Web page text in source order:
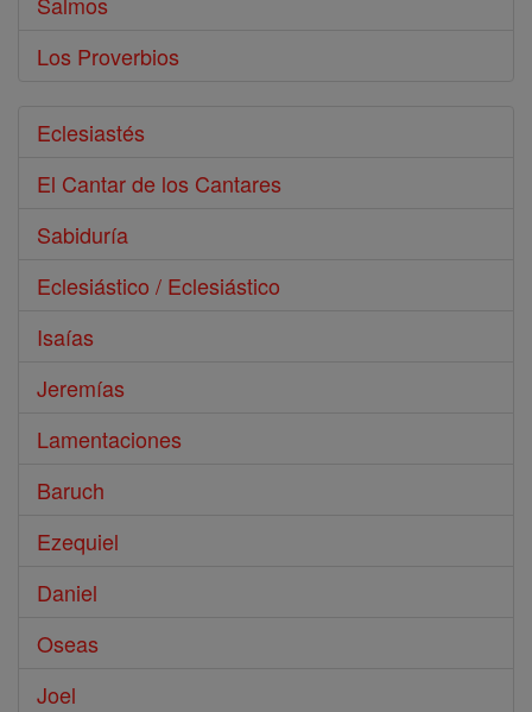
Los Proverbios
Eclesiastés
El Cantar de los Cantares
Sabiduría
Eclesiástico / Eclesiástico
Isaías
Jeremías
Lamentaciones
Baruch
Ezequiel
Daniel
Oseas
Joel